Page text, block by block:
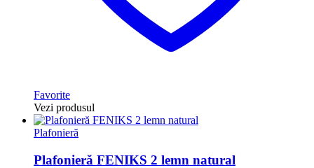
Favorite
Vezi produsul
Plafonieră
Plafonieră FENIKS 2 lemn natural